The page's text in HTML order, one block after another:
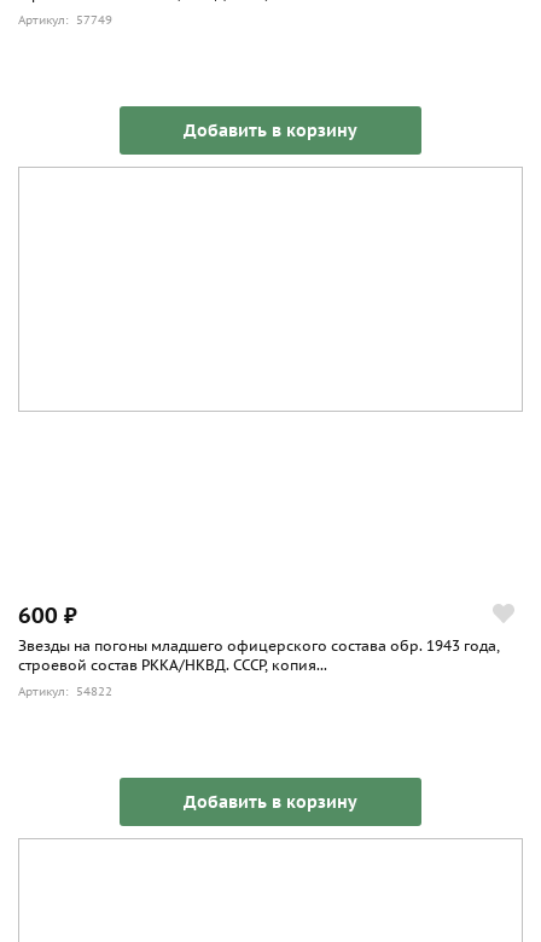
Артикул: 57749
Добавить в корзину
600 ₽
Звезды на погоны младшего офицерского состава обр. 1943 года,
строевой состав РККА/НКВД. СССР, копия...
Артикул: 54822
Добавить в корзину